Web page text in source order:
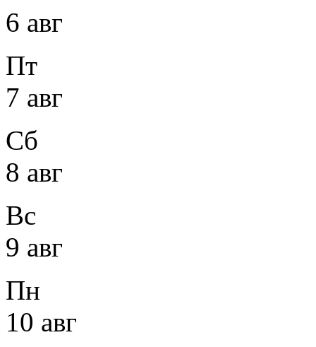
6 авг
Пт
7 авг
Сб
8 авг
Вс
9 авг
Пн
10 авг